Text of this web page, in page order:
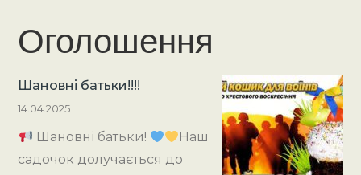
Оголошення
Шановні батьки!!!!
14.04.2025
Шановні батьки!
Наш
садочок долучається до